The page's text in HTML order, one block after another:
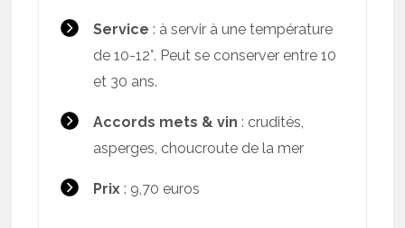
Service : à servir à une température
de 10-12°. Peut se conserver entre 10
et 30 ans.
Accords mets & vin : crudités,
asperges, choucroute de la mer
Prix: 9,70 euros